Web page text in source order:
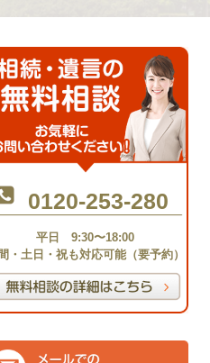
0120-253-280
平日 9:30〜18:00
・土日・祝も対応可能（要予約）